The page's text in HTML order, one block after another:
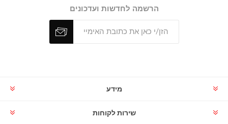
הרשמה לחדשות ועדכונים
מידע
שירות לקוחות